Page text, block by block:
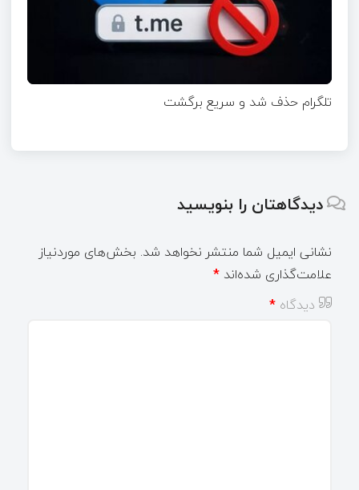
تلگرام حذف شد و سریع برگشت
دیدگاهتان را بنویسید
نشانی ایمیل شما منتشر نخواهد شد. بخش‌های موردنیاز
علامت‌گذاری شده‌اند *
دیدگاه *